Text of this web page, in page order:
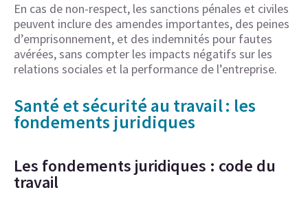
En cas de non-respect, les sanctions pénales et civiles
peuvent inclure des amendes importantes, des peines
d’emprisonnement, et des indemnités pour fautes
avérées, sans compter les impacts négatifs sur les
relations sociales et la performance de l’entreprise.
Santé et sécurité au travail : les
fondements juridiques
Les fondements juridiques : code du
travail